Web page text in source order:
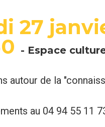
27
- Espace
autour de la
au 04 94 55 11